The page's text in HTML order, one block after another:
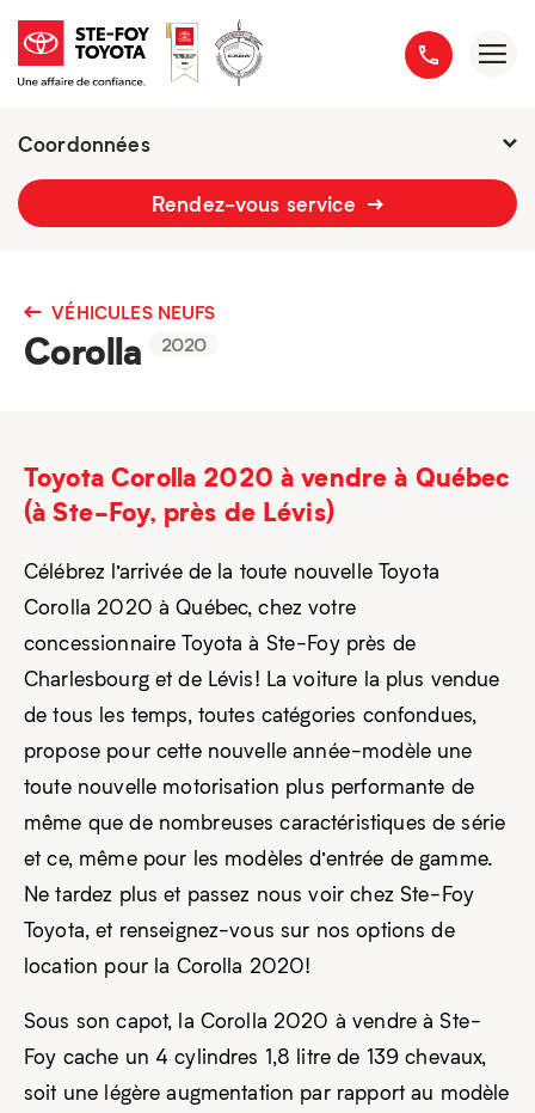
Coordonnées
2777 boulevard du Versant-Nord
Rendez-vous service
VÉHICULES NEUFS
Corolla 2020
Toyota Corolla 2020 à vendre à Québec
(à Ste-Foy, près de Lévis)
Célébrez l’arrivée de la toute nouvelle Toyota
Corolla 2020 à Québec, chez votre
concessionnaire Toyota à Ste-Foy près de
Charlesbourg et de Lévis! La voiture la plus vendue
de tous les temps, toutes catégories confondues,
propose pour cette nouvelle année-modèle une
toute nouvelle motorisation plus performante de
même que de nombreuses caractéristiques de série
et ce, même pour les modèles d’entrée de gamme.
Ne tardez plus et passez nous voir chez Ste-Foy
Toyota, et renseignez-vous sur nos options de
location pour la Corolla 2020!
Sous son capot, la Corolla 2020 à vendre à Ste-
Foy cache un 4 cylindres 1,8 litre de 139 chevaux,
soit une légère augmentation par rapport au modèle